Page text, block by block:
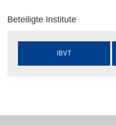
Beteiligte Institute
IBVT